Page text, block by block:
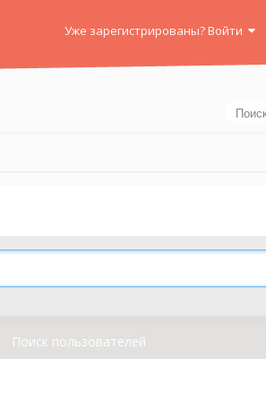
Уже зарегистрированы? Войти
Поиск пользователей